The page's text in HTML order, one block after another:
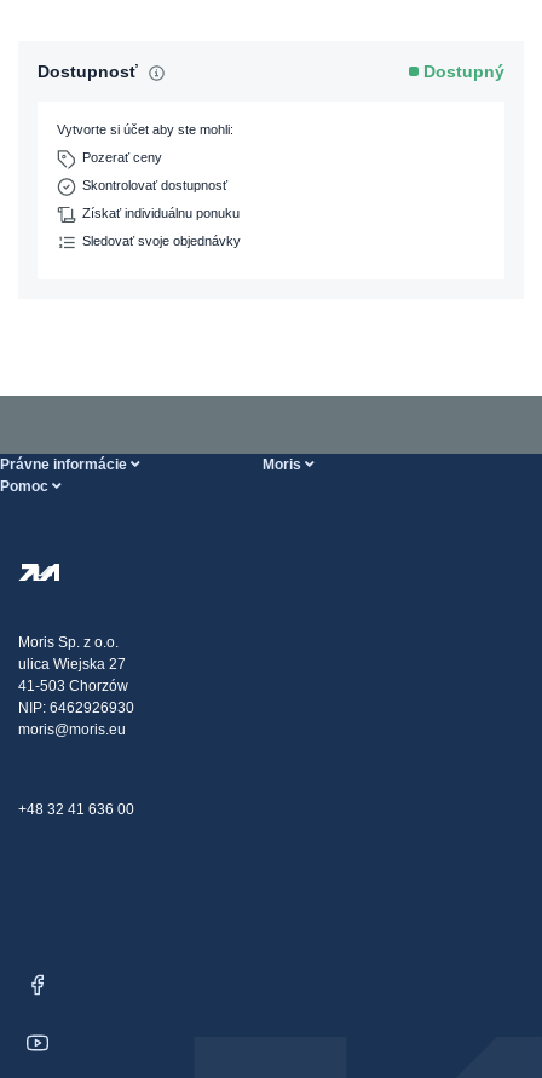
Dostupnosť Dostupný
Vytvorte si účet aby ste mohli:
Pozerať ceny
Skontrolovať dostupnosť
Získať individuálnu ponuku
Sledovať svoje objednávky
Právne informácie Moris
Pomoc
Doprava
Sťažnosti
Moris Sp. z o.o.
ulica Wiejska 27
41-503 Chorzów
NIP: 6462926930
moris@moris.eu
+48 32 41 636 00